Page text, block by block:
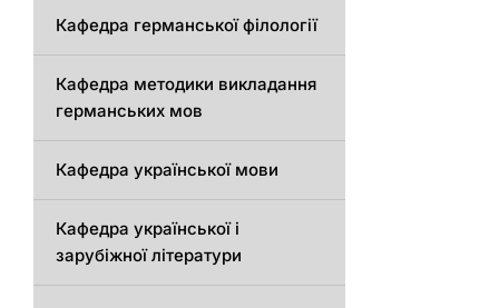
Кафедрa германської філології
Кафедрa методики викладання
германських мов
Кафедра української мови
Кафедра української і
зарубіжної літератури